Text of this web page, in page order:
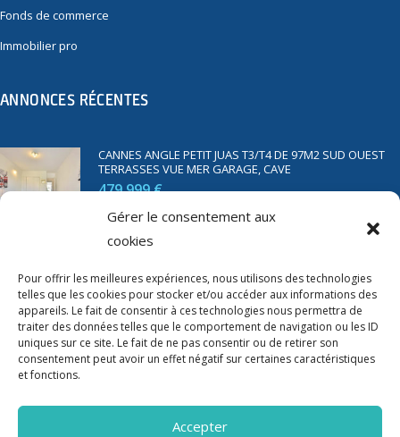
Gérer le consentement aux
cookies
Pour offrir les meilleures expériences, nous utilisons des technologies
telles que les cookies pour stocker et/ou accéder aux informations des
appareils. Le fait de consentir à ces technologies nous permettra de
traiter des données telles que le comportement de navigation ou les ID
uniques sur ce site. Le fait de ne pas consentir ou de retirer son
consentement peut avoir un effet négatif sur certaines caractéristiques
et fonctions.
Accepter
Fonds de commerce
Immobilier pro
ANNONCES RÉCENTES
CANNES ANGLE PETIT JUAS T3/T4 DE 97M2 SUD OUEST
TERRASSES VUE MER GARAGE, CAVE
479 999 €
TERRASSE PARKING
350 000 €